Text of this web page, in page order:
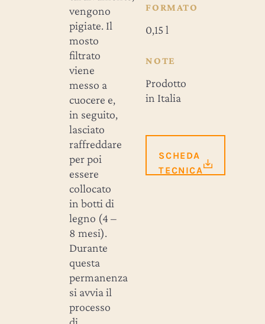
vengono
pigiate. Il
mosto
filtrato
viene
messo a
cuocere e,
in seguito,
lasciato
raffreddare
per poi
essere
collocato
in botti di
legno (4 –
8 mesi).
Durante
questa
permanenza
si avvia il
processo
FORMATO
0,15 l
NOTE
Prodotto
in Italia
SCHEDA
TECNICA